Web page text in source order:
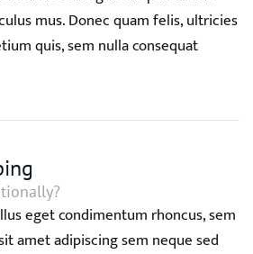
mus. Donec quam felis, ultricies
quis, sem nulla consequat
eget condimentum rhoncus, sem
amet adipiscing sem neque sed